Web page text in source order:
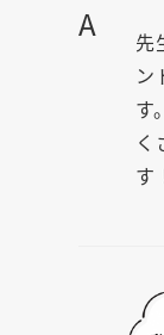
A
先
ン
す
く
す